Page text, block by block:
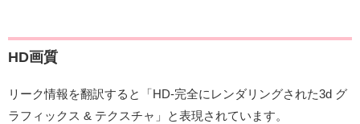
HD画質
リーク情報を翻訳すると「HD-完全にレンダリングされた3d グ
ラフィックス & テクスチャ」と表現されています。